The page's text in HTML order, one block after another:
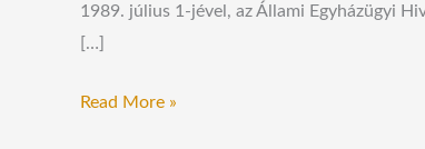
1989. július 1-jével, az Állami Egyházügyi
[…]
Read More »